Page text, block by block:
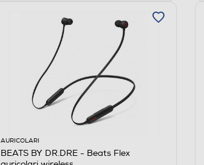
AURICOLARI
BEATS BY DR.DRE - Beats Flex